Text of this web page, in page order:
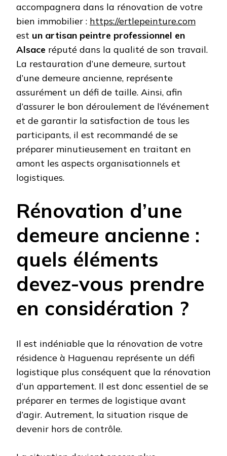
accompagnera dans la rénovation de votre
bien immobilier : https://ertlepeinture.com
est un artisan peintre professionnel en
Alsace réputé dans la qualité de son travail.
La restauration d’une demeure, surtout
d’une demeure ancienne, représente
assurément un défi de taille. Ainsi, afin
d’assurer le bon déroulement de l’événement
et de garantir la satisfaction de tous les
participants, il est recommandé de se
préparer minutieusement en traitant en
amont les aspects organisationnels et
logistiques.
Rénovation d’une
demeure ancienne :
quels éléments
devez-vous prendre
en considération ?
Il est indéniable que la rénovation de votre
résidence à Haguenau représente un défi
logistique plus conséquent que la rénovation
d’un appartement. Il est donc essentiel de se
préparer en termes de logistique avant
d’agir. Autrement, la situation risque de
devenir hors de contrôle.